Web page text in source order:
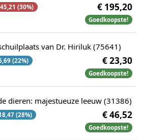
(30%) € 195,20
Goedkoopste!
van Dr. Hiriluk (75641)
(22%) € 23,30
Goedkoopste!
dieren: majestueuze leeuw (31386)
(28%) € 46,52
Goedkoopste!